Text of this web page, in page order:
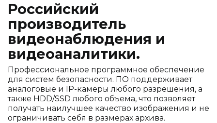
Российский
производитель
видеонаблюдения и
видеоаналитики.
Профессиональное программное обеспечение
для систем безопасности. ПО поддерживает
аналоговые и IP-камеры любого разрешения, а
также HDD/SSD любого объема, что позволяет
получать наилучшее качество изображения и не
ограничивать себя в размерах архива.